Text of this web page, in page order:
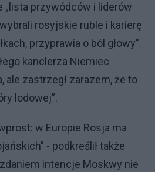
„lista przywódców i liderów
rosyjskie ruble i karierę
przyprawia o ból głowy”.
kanclerza Niemiec
ale zastrzegł zarazem, że to
lodowej”.
w Europie Rosja ma
- podkreślił także
intencje Moskwy nie